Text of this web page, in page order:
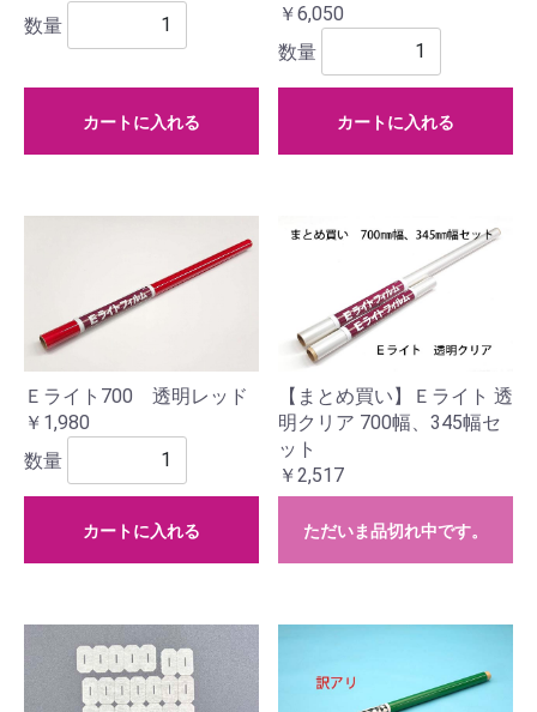
数量
カートに入れる
￥6,050
数量
カートに入れる
Ｅライト700 透明レッド
￥1,980
数量
カートに入れる
【まとめ買い】Ｅライト 透
明クリア 700幅、345幅セ
ット
￥2,517
ただいま品切れ中です。